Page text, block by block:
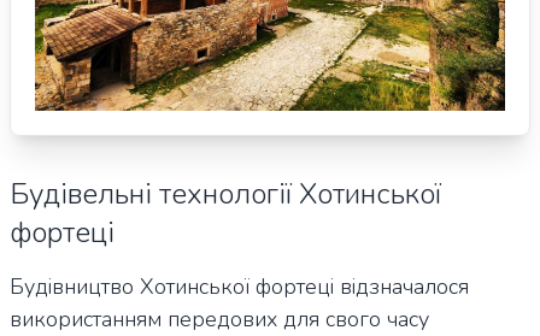
Будівельні технології Хотинської
фортеці
Будівництво Хотинської фортеці відзначалося
використанням передових для свого часу